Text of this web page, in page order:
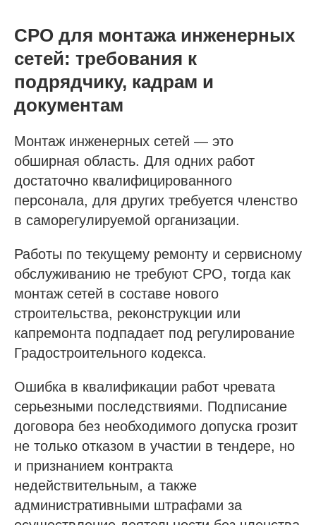
СРО для монтажа инженерных
сетей: требования к
подрядчику, кадрам и
документам
Монтаж инженерных сетей — это
обширная область. Для одних работ
достаточно квалифицированного
персонала, для других требуется членство
в саморегулируемой организации.
Работы по текущему ремонту и сервисному
обслуживанию не требуют СРО, тогда как
монтаж сетей в составе нового
строительства, реконструкции или
капремонта подпадает под регулирование
Градостроительного кодекса.
Ошибка в квалификации работ чревата
серьезными последствиями. Подписание
договора без необходимого допуска грозит
не только отказом в участии в тендере, но
и признанием контракта
недействительным, а также
административными штрафами за